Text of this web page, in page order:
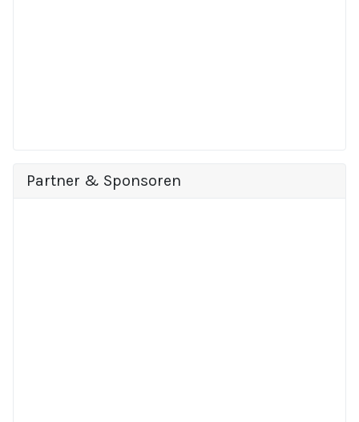
Partner & Sponsoren